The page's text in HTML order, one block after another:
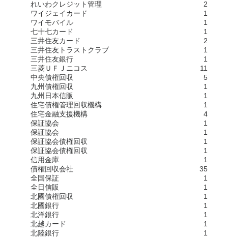
れいわクレジット管理
2
ワイジェイカード
1
ワイモバイル
1
七十七カード
1
三井住友カード
2
三井住友トラストクラブ
1
三井住友銀行
1
三菱ＵＦＪニコス
11
中央債権回収
5
九州債権回収
1
九州日本信販
1
住宅債権管理回収機構
1
住宅金融支援機構
4
保証協会
1
保証協会
1
保証協会債権回収
1
保証協会債権回収
1
信用金庫
1
債権回収会社
35
全国保証
1
全日信販
1
北國債権回収
1
北國銀行
1
北洋銀行
1
北越カード
1
北陸銀行
1